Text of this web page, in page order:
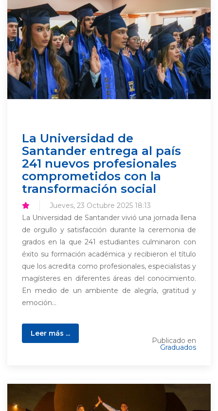
La Universidad de
Santander entrega al país
241 nuevos profesionales
comprometidos con la
transformación social
Jueves, 23 Octubre 2025 18:13
La Universidad de Santander vivió una jornada llena
de orgullo y satisfacción durante la ceremonia de
grados en la que 241 estudiantes culminaron con
éxito su formación académica y recibieron el título
que los acredita como profesionales, especialistas y
magísteres en diferentes áreas del conocimiento.
En medio de un ambiente de alegría, gratitud y
emoción...
Leer más ...
Publicado en
Graduados